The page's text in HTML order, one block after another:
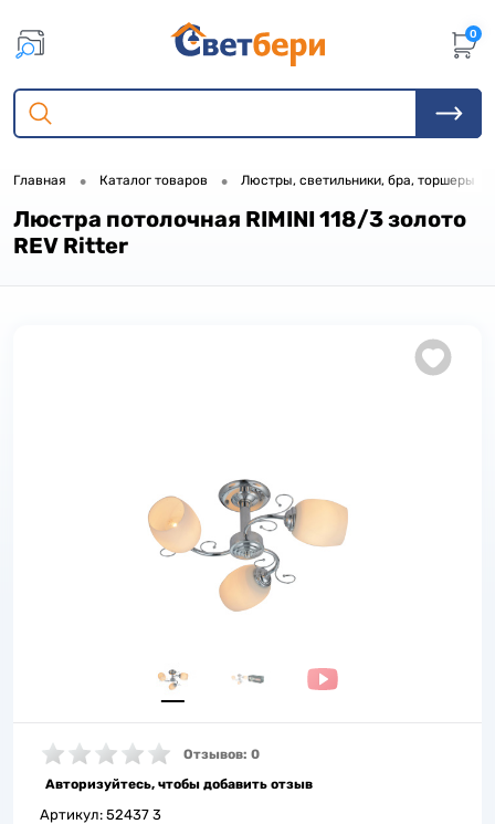
0
Главная • Каталог товаров • Люстры, светильники, бра, торшеры
Люстра потолочная RIMINI 118/3 золото
REV Ritter
Отзывов: 0
Авторизуйтесь, чтобы добавить отзыв
Артикул: 52437 3